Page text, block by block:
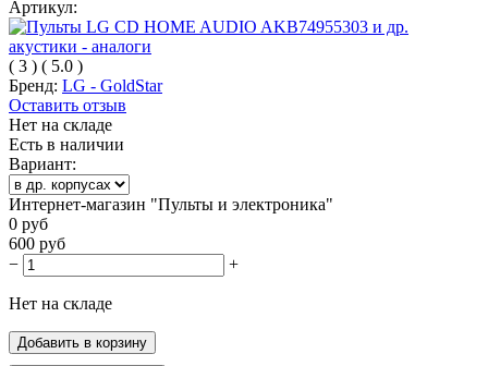
Артикул:
( 3 ) ( 5.0 )
Бренд: LG - GoldStar
Оставить отзыв
Нет на складе
Есть в наличии
Вариант:
Интернет-магазин "Пульты и электроника"
0 руб
600 руб
−
+
Нет на складе
Добавить в корзину